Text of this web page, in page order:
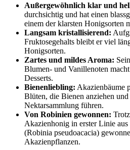
Außergewöhnlich klar und
durchsichtig und hat einen
einem der klarsten Honigsorten
Langsam kristallisierend:
Fruktosegehalts bleibt er viel
Honigsorten.
Zartes und mildes Aroma:
Blumen- und Vanillenoten
Desserts.
Bienenliebling: Akazienbäume
Blüten, die Bienen anziehen
Nektarsammlung führen.
Von Robinien gewonnen:
Akazienhonig in erster Linie
(Robinia pseudoacacia)
Akazienpflanzen.